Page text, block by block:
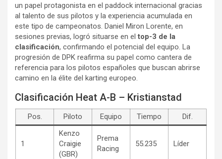
un papel protagonista en el paddock internacional gracias
al talento de sus pilotos y la experiencia acumulada en
este tipo de campeonatos. Daniel Miron Lorente, en
sesiones previas, logró situarse en eltop-3 de la
clasificación, confirmando el potencial del equipo. La
progresión de DPK reafirma su papel como cantera de
referencia para los pilotos españoles que buscan abrirse
camino en la élite del karting europeo.
Clasificación Heat A-B – Kristianstad
Pos. Piloto Equipo Tiempo Dif.
1
Kenzo
Craigie
(GBR)
Prema
Racing
55.235 Líder